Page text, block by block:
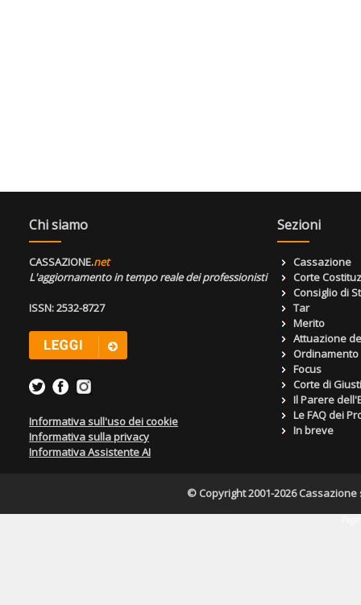
Chi siamo
CASSAZIONE.net
L'aggiornamento in tempo reale dei professionisti
ISSN: 2532-8727
Informativa sull'uso dei cookie
Informativa sulla privacy
Informativa Assistente AI
Sezioni
Cassazione
Corte
Consiglio di
Tar
Merito
Attuazione
Focus
Corte di
Il Parere
Le FAQ dei
In breve
© Copyright 2001-2026 Cassazione